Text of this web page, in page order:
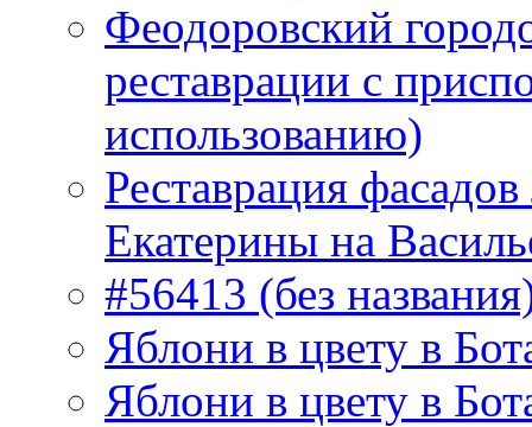
Феодоровский
реставрации с
использованию)
Реставрация
Екатерины на
#56413 (без
Яблони в цвету в
Яблони в цвету в